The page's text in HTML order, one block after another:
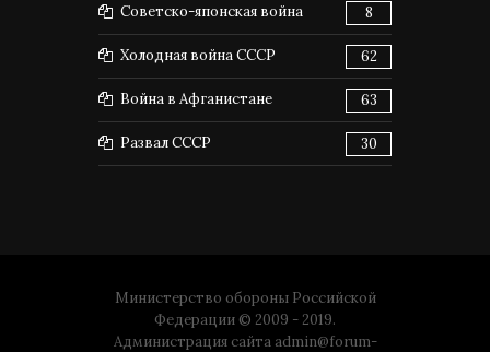
Советско-японская война 8
Холодная война СССР 62
Война в Афганистане 63
Развал СССР 30
Министерство обороны Российской
Федерации © 2009 - 2019.
Администрация сайта admin@forum-